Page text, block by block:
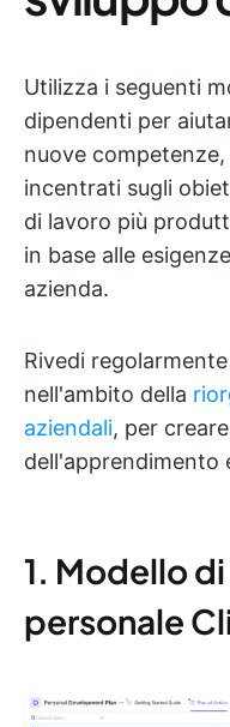
Utilizza i seguenti
dipendenti per
nuove
incentrati sugli
di lavoro più
in base alle
azienda.
Rivedi
nell'ambito della
aziendali, per
dell'apprendimento
1. Modello
personale